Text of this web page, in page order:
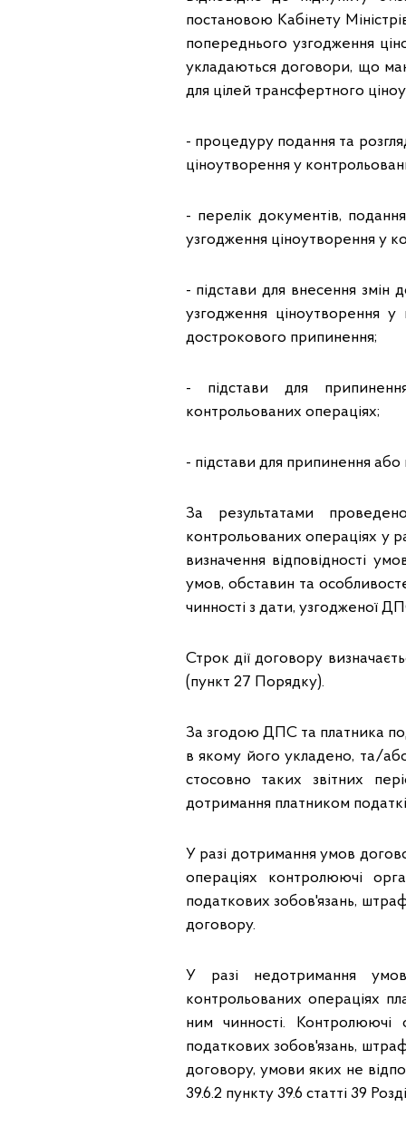
постановою Кабінету
попереднього узгодження
укладаються договори, що
для цілей трансфертного
- процедуру подання та
ціноутворення у
- перелік документів,
узгодження ціноутворення у
- підстави для внесення змін
узгодження ціноутворення
дострокового припинення;
- підстави для
контрольованих операціях;
- підстави для припинення
За результатами
контрольованих операціях у
визначення відповідності
умов, обставин та
чинності з дати, узгодженої
Строк дії договору
(пункт 27 Порядку).
За згодою ДПС та платника
в якому його укладено, та/
стосовно таких звітних
дотримання платником
У разі дотримання умов
операціях контролюючі
податкових зобов'язань,
договору.
У разі недотримання
контрольованих операціях
ним чинності.
податкових зобов'язань,
договору, умови яких не
39.6.2 пункту 39.6 статті 39